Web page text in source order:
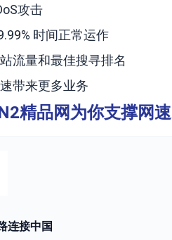
攻击
时间正常运作
流量和最佳搜寻排名
带来更多业务
精品网为你支撑网速
连接中国